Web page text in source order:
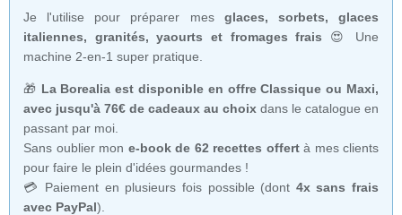
Je l'utilise pour préparer mes glaces, sorbets, glaces
italiennes, granités, yaourts et fromages frais 😍 Une
machine 2-en-1 super pratique.
🎁 La Borealia est disponible en offre Classique ou Maxi,
avec jusqu'à 76€ de cadeaux au choix dans le catalogue en
passant par moi.
Sans oublier mon e-book de 62 recettes offertà mes clients
pour faire le plein d'idées gourmandes !
💳 Paiement en plusieurs fois possible (dont 4x sans frais
avec PayPal).